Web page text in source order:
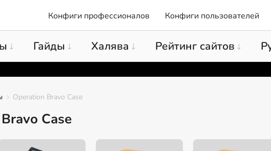
Конфиги профессионалов Конфиги пользователей
Гайды Халява Рейтинг сайтов
Operation Bravo Case
Case